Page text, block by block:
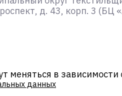
д. 43, корп. 3 (БЦ
меняться в зависимости
данных